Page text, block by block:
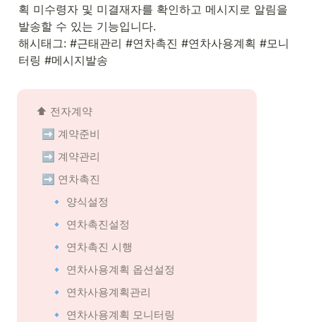
획 미수령자 및 미결재자를 확인하고 메시지로 알림을
발송할 수 있는 기능입니다.
해시태그: #근태관리 #연차촉진 #연차사용계획 #모니
터링 #메시지발송
⬆️ 전자계약
➡️ 계약준비
➡️ 계약관리
➡️ 연차촉진
🔹 양식설정
🔹 연차촉진설정
🔹 연차촉진 시행
🔹 연차사용계획 옵션설정
🔹 연차사용계획관리
🔹 연차사용계획 모니터링